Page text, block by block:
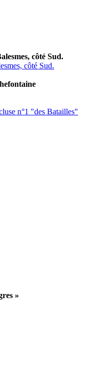
côté Sud.
côté Sud.
n°1 "des Batailles"
»